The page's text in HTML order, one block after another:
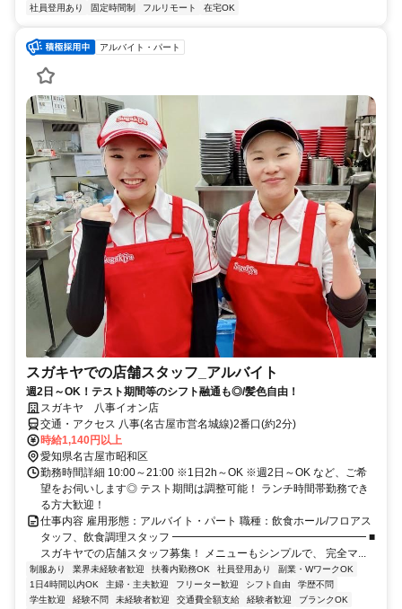
社員登用あり 固定時間制 フルリモート 在宅OK
アルバイト・パート
スガキヤでの店舗スタッフ_アルバイト
週2日～OK！テスト期間等のシフト融通も◎/髪色自由！
スガキヤ 八事イオン店
交通・アクセス 八事(名古屋市営名城線)2番口(約2分)
時給1,140円以上
愛知県名古屋市昭和区
勤務時間詳細 10:00～21:00 ※1日2h～OK ※週2日～OK など、ご希
望をお伺いします◎ テスト期間は調整可能！ ランチ時間帯勤務でき
る方大歓迎！
仕事内容 雇用形態：アルバイト・パート 職種：飲食ホール/フロアス
タッフ、飲食調理スタッフ ━━━━━━━━━━━━━━━━━━ ■
スガキヤでの店舗スタッフ募集！ メニューもシンプルで、 完全マ...
制服あり 業界未経験者歓迎 扶養内勤務OK 社員登用あり
副業・WワークOK
1日4時間以内OK
主婦・主夫歓迎 フリーター歓迎 シフト自由
学歴不問
学生歓迎
経験不問 未経験者歓迎 交通費全額支給 経験者歓迎
ブランクOK